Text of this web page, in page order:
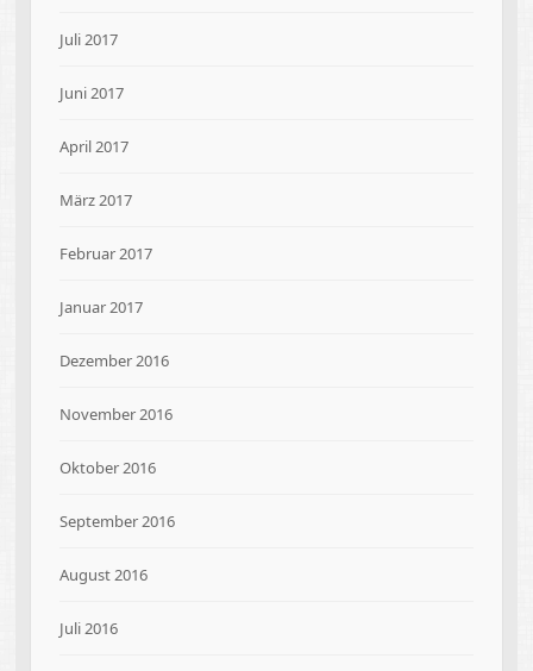
Juli 2017
Juni 2017
April 2017
März 2017
Februar 2017
Januar 2017
Dezember 2016
November 2016
Oktober 2016
September 2016
August 2016
Juli 2016